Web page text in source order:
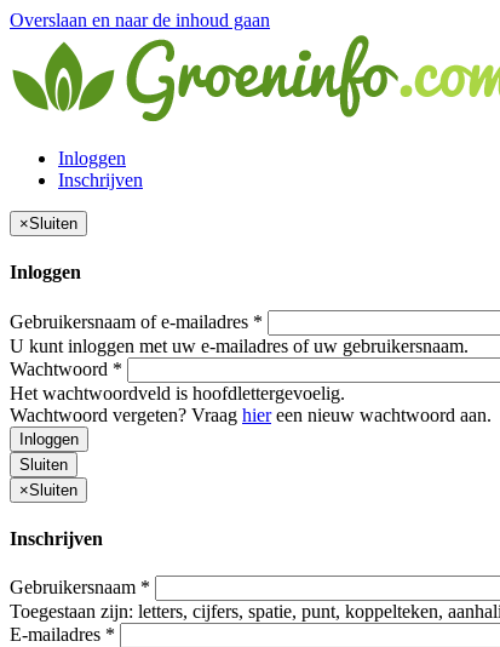
Overslaan en naar de inhoud gaan
Inloggen
Inschrijven
×Sluiten
Inloggen
Gebruikersnaam of e-mailadres *
U kunt inloggen met uw e-mailadres of uw gebruikersnaam.
Wachtwoord *
Het wachtwoordveld is hoofdlettergevoelig.
Wachtwoord vergeten? Vraag hiereen nieuw wachtwoord aan.
Inloggen
Sluiten
×Sluiten
Inschrijven
Gebruikersnaam *
Toegestaan zijn: letters, cijfers, spatie, punt, koppelteken,
E-mailadres *